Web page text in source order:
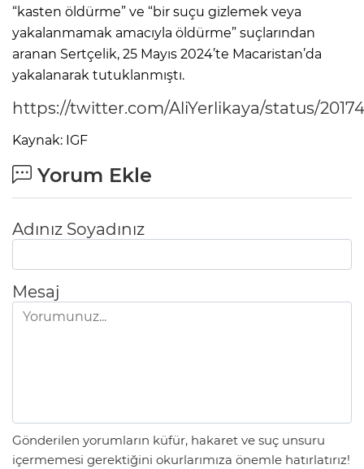
“kasten öldürme” ve “bir suçu gizlemek veya
yakalanmamak amacıyla öldürme” suçlarından
aranan Sertçelik, 25 Mayıs 2024’te Macaristan’da
yakalanarak tutuklanmıştı.
https://twitter.com/AliYerlikaya/status/
Kaynak: IGF
Yorum Ekle
Adınız Soyadınız
Mesaj
Gönderilen yorumların küfür, hakaret ve suç unsuru
içermemesi gerektiğini okurlarımıza önemle hatırlatırız!